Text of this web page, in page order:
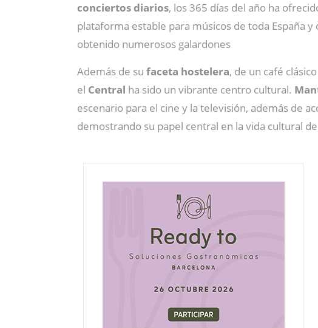
conciertos diarios, los 365 días del año ha
plataforma estable para músicos de toda España
obtenido numerosos galardones
Además de su faceta hostelera, de un café
el Central ha sido un vibrante centro cultural.
escenario para el cine y la televisión, además de
demostrando su papel central en la vida cultural